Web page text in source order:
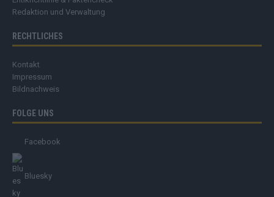
Redaktion und Verwaltung
RECHTLICHES
Kontakt
Impressum
Bildnachweis
FOLGE UNS
Facebook
Bluesky